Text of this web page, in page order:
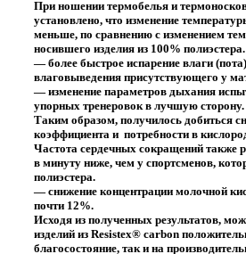
При ношении термобелья и
установлено, что изменение
меньше, по сравнению с изменением
носившего изделия из 100% полиэстера.
— более быстрое испарение влаги
влаговыведения присутствующего у
— изменение параметров дыхания
упорных тренеровок в лучшую сторону.
Таким образом, получилось добиться
коэффициента и потребности в
Частота сердечных сокращений также
в минуту ниже, чем у спортсменов,
полиэстера.
— снижение концентрации молочной
почти 12%.
Исходя из полученных результатов,
изделий из Resistex® carbon
благосостояние, так и на